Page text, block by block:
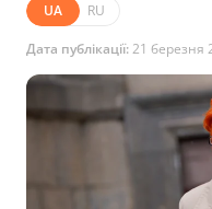
UA RU
Дата публікації:21 березня